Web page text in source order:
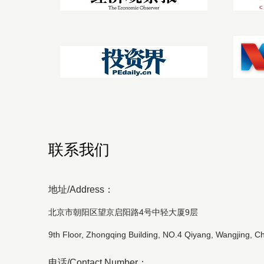
联系我们
地址/Address：
北京市朝阳区望京启阳路4号中轻大厦9层
9th Floor, Zhongqing Building, NO.4 Qiyang, Wangjing,